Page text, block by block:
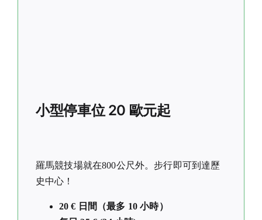
小型停車位 20 歐元起
羅馬競技場就在800公尺外。步行即可到達歷
史中心！
20 € 日間（最多 10 小時）